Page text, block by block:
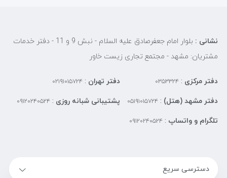
نشانی :
بلوار امام جعفرصادق علیه السلام - نبش 9 و 11 - دفتر خدمات
مشتریان: مشهد - مجتمع تجاری زیست خاور
دفتر مرکزی : ۰۳۵۳۳۲۴ دفتر تهران :۰۲۱۹۱۰۱۵۷۲۴
دفتر مشهد (هتل) : ۰۵۱۹۱۰۱۵۷۲۴ پشتیبانی شبانه روزی :۰۹۱۲۰۲۴۰۵۲۴
تلگرام و واتساپ : ۰۹۱۲۰۲۴۰۵۲۴
دسترسی سریع